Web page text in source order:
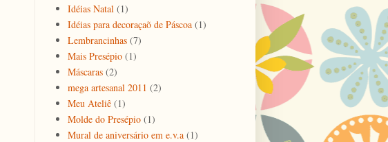
Idéias Natal (1)
Idéias para decoraçaõ de Páscoa (1)
Lembrancinhas (7)
Mais Presépio (1)
Máscaras (2)
mega artesanal 2011 (2)
Meu Ateliê (1)
Molde do Presépio (1)
Mural de aniversário em e.v.a (1)